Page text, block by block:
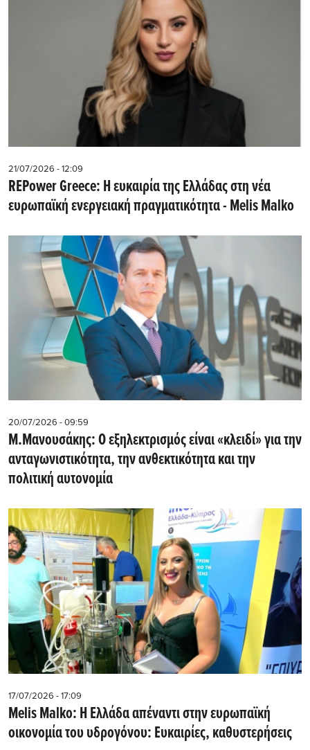
21/07/2026 - 12:09
REPower Greece: Η ευκαιρία της Ελλάδας στη νέα
ευρωπαϊκή ενεργειακή πραγματικότητα - Μelis Malko
20/07/2026 - 09:59
M.Μανουσάκης: Ο εξηλεκτρισμός είναι «κλειδί» για την
ανταγωνιστικότητα, την ανθεκτικότητα και την
πολιτική αυτονομία
17/07/2026 - 17:09
Melis Malko: Η Ελλάδα απέναντι στην ευρωπαϊκή
οικονομία του υδρογόνου: Ευκαιρίες, καθυστερήσεις